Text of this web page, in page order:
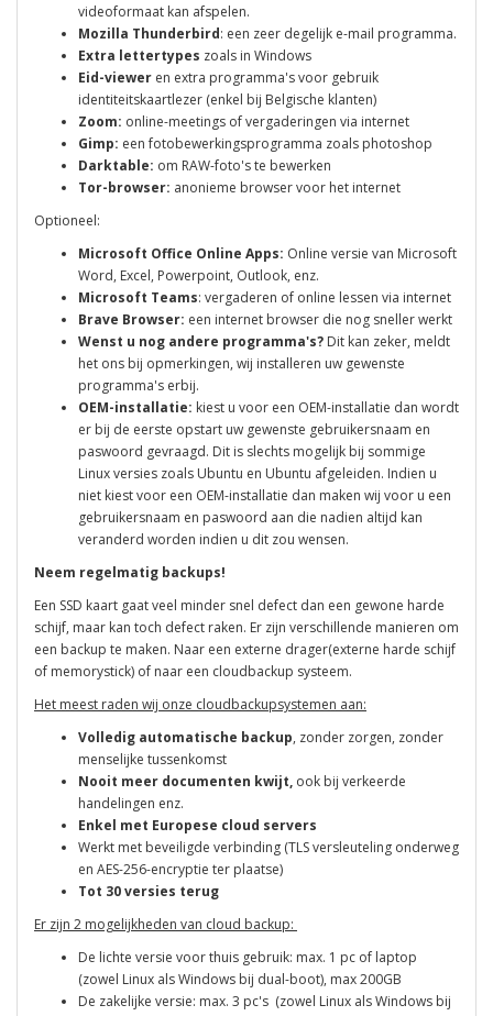
videoformaat kan afspelen.
Mozilla Thunderbird: een zeer degelijk e-mail programma.
Extra lettertypes zoals in Windows
Eid-viewer en extra programma's voor gebruik
identiteitskaartlezer (enkel bij Belgische klanten)
Zoom: online-meetings of vergaderingen via internet
Gimp: een fotobewerkingsprogramma zoals photoshop
Darktable: om RAW-foto's te bewerken
Tor-browser: anonieme browser voor het internet
Optioneel:
Microsoft Office Online Apps: Online versie van Microsoft
Word, Excel, Powerpoint, Outlook, enz.
Microsoft Teams: vergaderen of online lessen via internet
Brave Browser: een internet browser die nog sneller werkt
Wenst u nog andere programma's? Dit kan zeker, meldt
het ons bij opmerkingen, wij installeren uw gewenste
programma's erbij.
OEM-installatie: kiest u voor een OEM-installatie dan wordt
er bij de eerste opstart uw gewenste gebruikersnaam en
paswoord gevraagd. Dit is slechts mogelijk bij sommige
Linux versies zoals Ubuntu en Ubuntu afgeleiden. Indien u
niet kiest voor een OEM-installatie dan maken wij voor u een
gebruikersnaam en paswoord aan die nadien altijd kan
veranderd worden indien u dit zou wensen.
Neem regelmatig backups!
Een SSD kaart gaat veel minder snel defect dan een gewone harde
schijf, maar kan toch defect raken. Er zijn verschillende manieren om
een backup te maken. Naar een externe drager(externe harde schijf
of memorystick) of naar een cloudbackup systeem.
Het meest raden wij onze cloudbackupsystemen aan:
Volledig automatische backup, zonder zorgen, zonder
menselijke tussenkomst
Nooit meer documenten kwijt, ook bij verkeerde
handelingen enz.
Enkel met Europese cloud servers
Werkt met beveiligde verbinding (TLS versleuteling onderweg
en AES-256-encryptie ter plaatse)
Tot 30 versies terug
Er zijn 2 mogelijkheden van cloud backup:
De lichte versie voor thuis gebruik: max. 1 pc of laptop
(zowel Linux als Windows bij dual-boot), max 200GB
De zakelijke versie: max. 3 pc's (zowel Linux als Windows bij